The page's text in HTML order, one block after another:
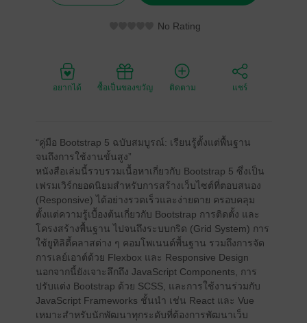
No Rating
อยากได้ ซื้อเป็นของขวัญ ติดตาม แชร์
“คู่มือ Bootstrap 5 ฉบับสมบูรณ์: เรียนรู้ตั้งแต่พื้นฐาน
จนถึงการใช้งานขั้นสูง”
หนังสือเล่มนี้รวบรวมเนื้อหาเกี่ยวกับ Bootstrap 5 ซึ่งเป็น
เฟรมเวิร์กยอดนิยมสำหรับการสร้างเว็บไซต์ที่ตอบสนอง
(Responsive) ได้อย่างรวดเร็วและง่ายดาย ครอบคลุม
ตั้งแต่ความรู้เบื้องต้นเกี่ยวกับ Bootstrap การติดตั้ง และ
โครงสร้างพื้นฐาน ไปจนถึงระบบกริด (Grid System) การ
ใช้ยูทิลิตี้คลาสต่าง ๆ คอมโพเนนต์พื้นฐาน รวมถึงการจัด
การเลย์เอาต์ด้วย Flexbox และ Responsive Design
นอกจากนี้ยังเจาะลึกถึง JavaScript Components, การ
ปรับแต่ง Bootstrap ด้วย SCSS, และการใช้งานร่วมกับ
JavaScript Frameworks ชั้นนำ เช่น React และ Vue
เหมาะสำหรับนักพัฒนาทุกระดับที่ต้องการพัฒนาเว็บ